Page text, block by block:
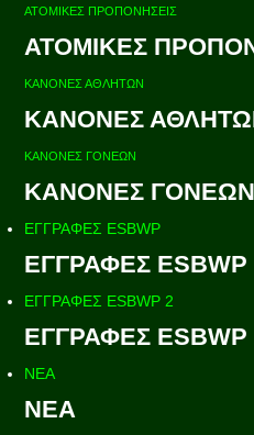
ΑΤΟΜΙΚΕΣ ΠΡΟΠΟΝΗΣΕΙΣ
ΑΤΟΜΙΚΕΣ
ΚΑΝΟΝΕΣ ΑΘΛΗΤΩΝ
ΚΑΝΟΝΕΣ
ΚΑΝΟΝΕΣ ΓΟΝΕΩΝ
ΚΑΝΟΝΕΣ ΓΟΝΕΩΝ
ΕΓΓΡΑΦΕΣ ESBWP
ΕΓΓΡΑΦΕΣ ESBWP
ΕΓΓΡΑΦΕΣ ESBWP 2
ΕΓΓΡΑΦΕΣ ESBWP
ΝΕΑ
ΝΕΑ